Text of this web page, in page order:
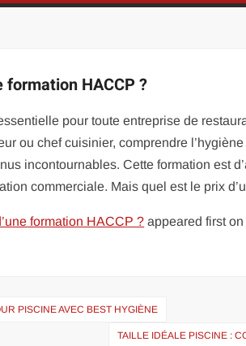
formation HACCP ?
pour toute entreprise de
ou chef cuisinier, comprendre
incontournables. Cette formation est
commerciale. Mais quel est le prix
formation HACCP ? appeared first on
PISCINE AVEC BEST HYGIÈNE
TAILLE IDÉALE PISCINE :